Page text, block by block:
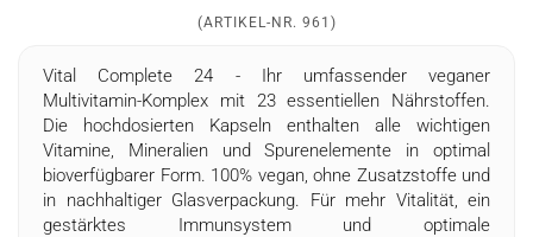
(ARTIKEL-NR. 961 )
Vital Complete 24 - Ihr umfassender veganer
Multivitamin-Komplex mit 23 essentiellen Nährstoffen.
Die hochdosierten Kapseln enthalten alle wichtigen
Vitamine, Mineralien und Spurenelemente in optimal
bioverfügbarer Form. 100% vegan, ohne Zusatzstoffe und
in nachhaltiger Glasverpackung. Für mehr Vitalität, ein
gestärktes Immunsystem und optimale